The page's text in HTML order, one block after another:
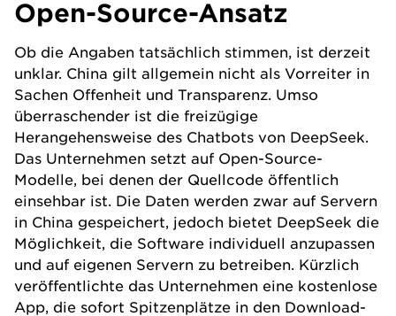
Open-Source-Ansatz
Ob die Angaben tatsächlich stimmen, ist derzeit
unklar. China gilt allgemein nicht als Vorreiter in
Sachen Offenheit und Transparenz. Umso
überraschender ist die freizügige
Herangehensweise des Chatbots von DeepSeek.
Das Unternehmen setzt auf Open-Source-
Modelle, bei denen der Quellcode öffentlich
einsehbar ist. Die Daten werden zwar auf Servern
in China gespeichert, jedoch bietet DeepSeek die
Möglichkeit, die Software individuell anzupassen
und auf eigenen Servern zu betreiben. Kürzlich
veröffentlichte das Unternehmen eine kostenlose
App, die sofort Spitzenplätze in den Download-